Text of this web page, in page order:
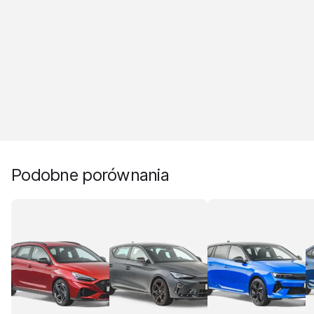
Podobne porównania